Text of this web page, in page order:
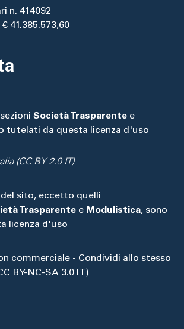
n. 414092
41.385.573,60
Società Trasparente e
tutelati da questa licenza d'uso
(CC BY 2.0 IT)
sito, eccetto quelli
Trasparente e Modulistica, sono
licenza d'uso
commerciale - Condividi allo stesso
BY-NC-SA 3.0 IT)